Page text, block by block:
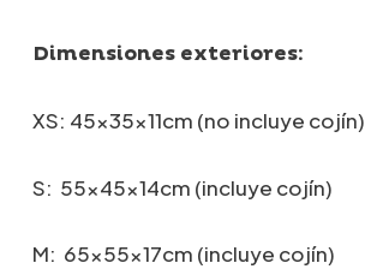
Dimensiones exteriores:
XS: 45x35x11cm (no incluye cojín)
S: 55x45x14cm (incluye cojín)
M: 65x55x17cm (incluye cojín)